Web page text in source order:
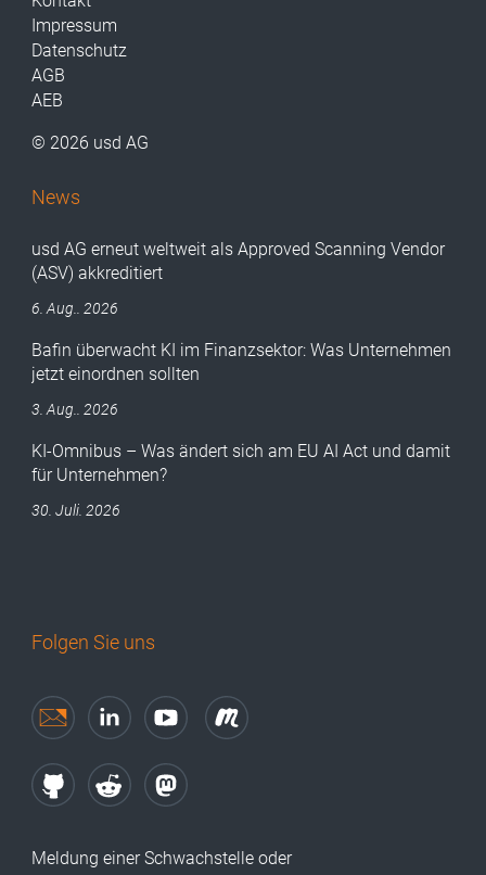
Impressum
Datenschutz
AGB
AEB
© 2026 usd AG
News
usd AG erneut weltweit als Approved Scanning Vendor
(ASV) akkreditiert
6. Aug.. 2026
Bafin überwacht KI im Finanzsektor: Was Unternehmen
jetzt einordnen sollten
3. Aug.. 2026
KI-Omnibus – Was ändert sich am EU AI Act und damit
für Unternehmen?
30. Juli. 2026
Folgen Sie uns
Meldung einer Schwachstelle oder